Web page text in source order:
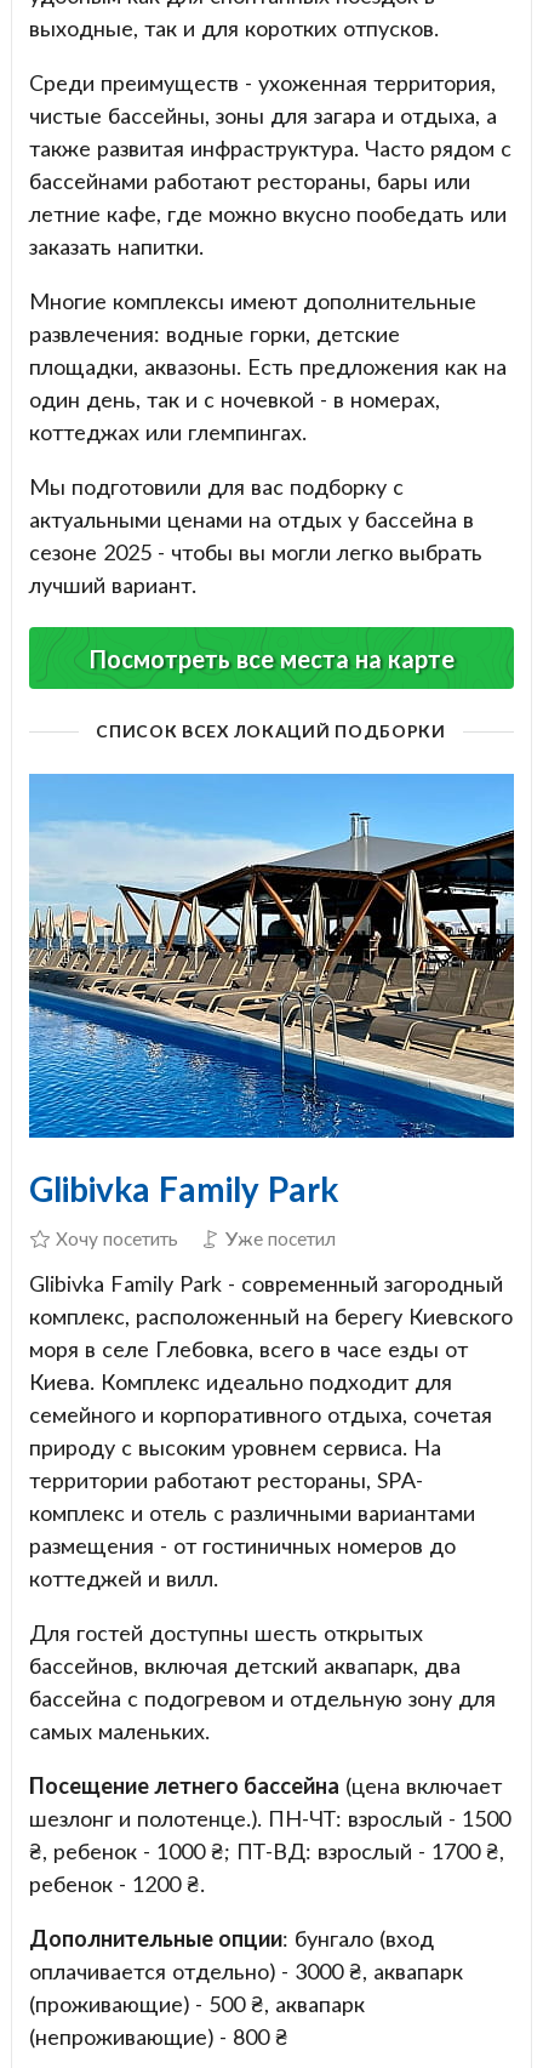
выходные, так и для коротких отпусков.
Среди преимуществ - ухоженная территория,
чистые бассейны, зоны для загара и отдыха, а
также развитая инфраструктура. Часто рядом с
бассейнами работают рестораны, бары или
летние кафе, где можно вкусно пообедать или
заказать напитки.
Многие комплексы имеют дополнительные
развлечения: водные горки, детские
площадки, аквазоны. Есть предложения как на
один день, так и с ночевкой - в номерах,
коттеджах или глемпингах.
Мы подготовили для вас подборку с
актуальными ценами на отдых у бассейна в
сезоне 2025 - чтобы вы могли легко выбрать
лучший вариант.
Посмотреть все места на карте
СПИСОК ВСЕХ ЛОКАЦИЙ ПОДБОРКИ
Glibivka Family Park
Хочу посетить Уже посетил
Glibivka Family Park - современный загородный
комплекс, расположенный на берегу Киевского
моря в селе Глебовка, всего в часе езды от
Киева. Комплекс идеально подходит для
семейного и корпоративного отдыха, сочетая
природу с высоким уровнем сервиса. На
территории работают рестораны, SPA-
комплекс и отель с различными вариантами
размещения - от гостиничных номеров до
коттеджей и вилл.
Для гостей доступны шесть открытых
бассейнов, включая детский аквапарк, два
бассейна с подогревом и отдельную зону для
самых маленьких.
Посещение летнего бассейна (цена включает
шезлонг и полотенце.). ПН-ЧТ: взрослый - 1500
₴, ребенок - 1000 ₴; ПТ-ВД: взрослый - 1700 ₴,
ребенок - 1200 ₴.
Дополнительные опции: бунгало (вход
оплачивается отдельно) - 3000 ₴, аквапарк
(проживающие) - 500 ₴, аквапарк
(непроживающие) - 800 ₴